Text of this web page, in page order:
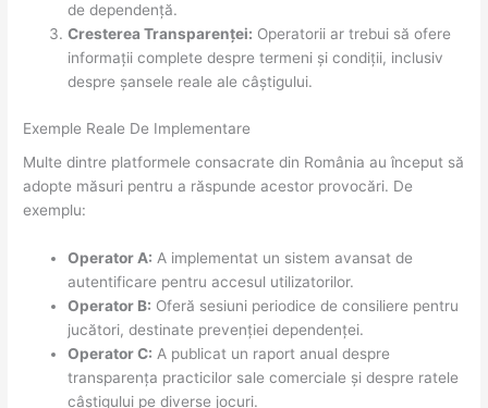
de dependență.
Cresterea Transparenței: Operatorii ar trebui să ofere
informații complete despre termeni și condiții, inclusiv
despre șansele reale ale câștigului.
Exemple Reale De Implementare
Multe dintre platformele consacrate din România au început să
adopte măsuri pentru a răspunde acestor provocări. De
exemplu:
Operator A: A implementat un sistem avansat de
autentificare pentru accesul utilizatorilor.
Operator B: Oferă sesiuni periodice de consiliere pentru
jucători, destinate prevenției dependenței.
Operator C: A publicat un raport anual despre
transparența practicilor sale comerciale și despre ratele
câștigului pe diverse jocuri.